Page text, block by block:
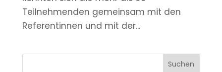
Teilnehmenden gemeinsam mit den
Referentinnen und mit der...
Suchen